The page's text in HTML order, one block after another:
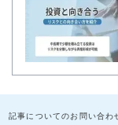
記事についてのお問い合わ